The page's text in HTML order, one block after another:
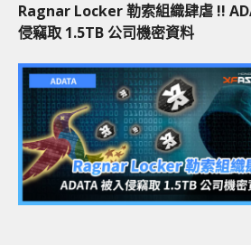
Ragnar Locker 勒索組織肆虐 !!
侵竊取 1.5TB 公司機密資料